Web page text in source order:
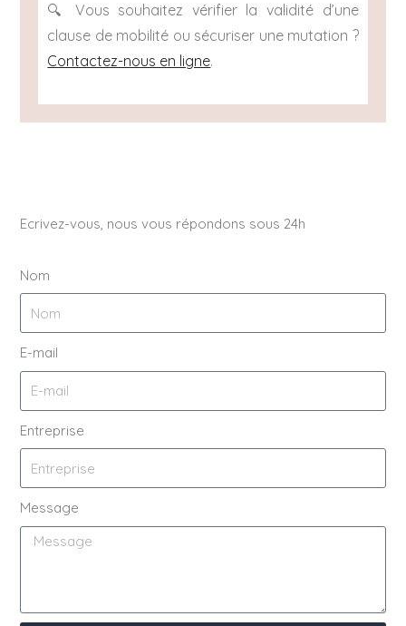
🔍 Vous souhaitez vérifier la validité d’une
clause de mobilité ou sécuriser une mutation ?
Contactez-nous en ligne.
Ecrivez-vous, nous vous répondons sous 24h
Nom
E-mail
Entreprise
Message